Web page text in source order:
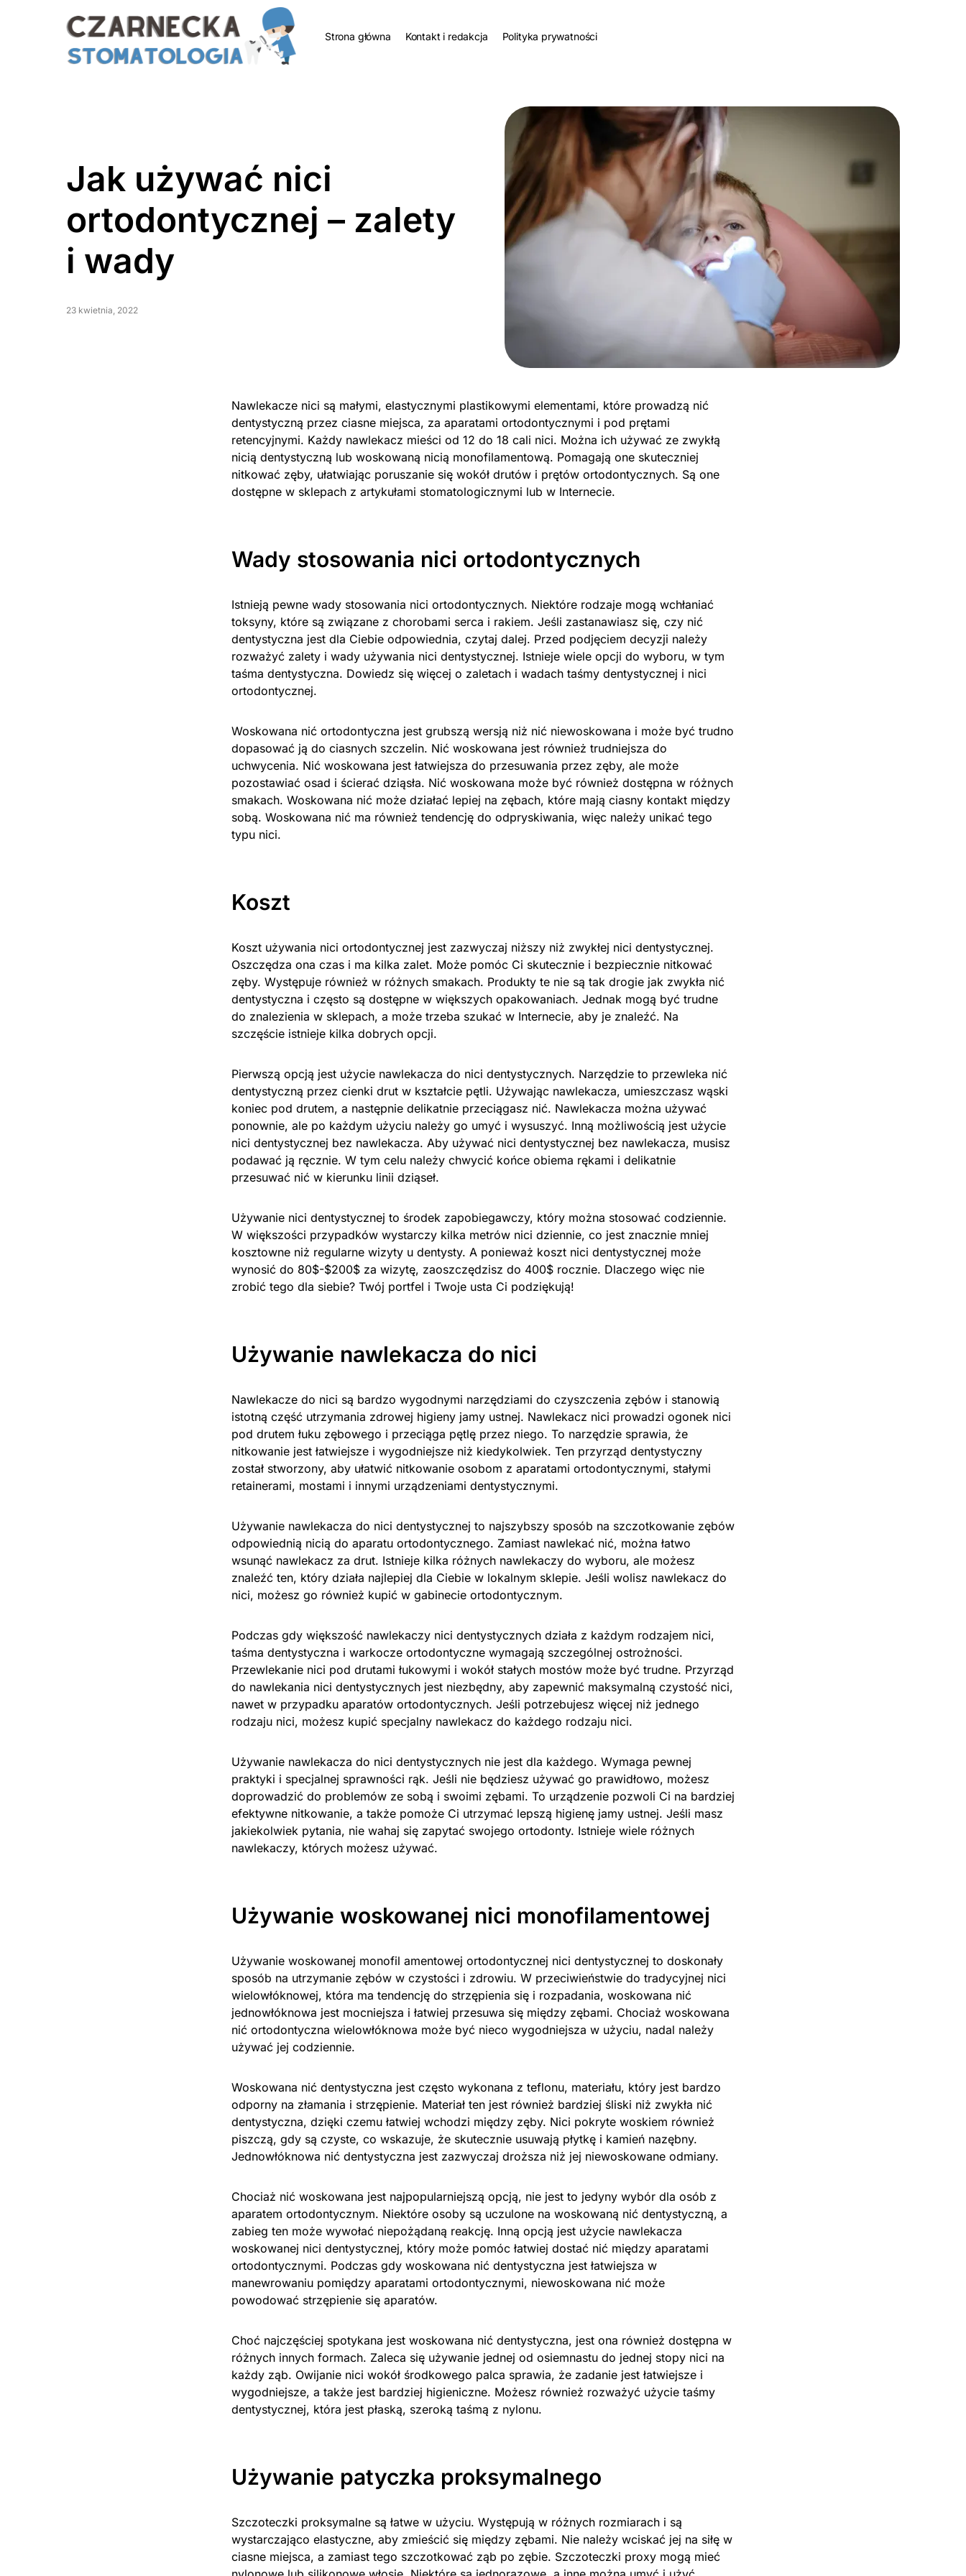
Strona główna Kontakt i redakcja Polityka prywatności
Jak używać nici
ortodontycznej – zalety
i wady
23 kwietnia, 2022
Nawlekacze nici są małymi, elastycznymi plastikowymi elementami, które prowadzą nić
dentystyczną przez ciasne miejsca, za aparatami ortodontycznymi i pod prętami
retencyjnymi. Każdy nawlekacz mieści od 12 do 18 cali nici. Można ich używać ze zwykłą
nicią dentystyczną lub woskowaną nicią monofilamentową. Pomagają one skuteczniej
nitkować zęby, ułatwiając poruszanie się wokół drutów i prętów ortodontycznych. Są one
dostępne w sklepach z artykułami stomatologicznymi lub w Internecie.
Wady stosowania nici ortodontycznych
Istnieją pewne wady stosowania nici ortodontycznych. Niektóre rodzaje mogą wchłaniać
toksyny, które są związane z chorobami serca i rakiem. Jeśli zastanawiasz się, czy nić
dentystyczna jest dla Ciebie odpowiednia, czytaj dalej. Przed podjęciem decyzji należy
rozważyć zalety i wady używania nici dentystycznej. Istnieje wiele opcji do wyboru, w tym
taśma dentystyczna. Dowiedz się więcej o zaletach i wadach taśmy dentystycznej i nici
ortodontycznej.
Woskowana nić ortodontyczna jest grubszą wersją niż nić niewoskowana i może być trudno
dopasować ją do ciasnych szczelin. Nić woskowana jest również trudniejsza do
uchwycenia. Nić woskowana jest łatwiejsza do przesuwania przez zęby, ale może
pozostawiać osad i ścierać dziąsła. Nić woskowana może być również dostępna w różnych
smakach. Woskowana nić może działać lepiej na zębach, które mają ciasny kontakt między
sobą. Woskowana nić ma również tendencję do odpryskiwania, więc należy unikać tego
typu nici.
Koszt
Koszt używania nici ortodontycznej jest zazwyczaj niższy niż zwykłej nici dentystycznej.
Oszczędza ona czas i ma kilka zalet. Może pomóc Ci skutecznie i bezpiecznie nitkować
zęby. Występuje również w różnych smakach. Produkty te nie są tak drogie jak zwykła nić
dentystyczna i często są dostępne w większych opakowaniach. Jednak mogą być trudne
do znalezienia w sklepach, a może trzeba szukać w Internecie, aby je znaleźć. Na
szczęście istnieje kilka dobrych opcji.
Pierwszą opcją jest użycie nawlekacza do nici dentystycznych. Narzędzie to przewleka nić
dentystyczną przez cienki drut w kształcie pętli. Używając nawlekacza, umieszczasz wąski
koniec pod drutem, a następnie delikatnie przeciągasz nić. Nawlekacza można używać
ponownie, ale po każdym użyciu należy go umyć i wysuszyć. Inną możliwością jest użycie
nici dentystycznej bez nawlekacza. Aby używać nici dentystycznej bez nawlekacza, musisz
podawać ją ręcznie. W tym celu należy chwycić końce obiema rękami i delikatnie
przesuwać nić w kierunku linii dziąseł.
Używanie nici dentystycznej to środek zapobiegawczy, który można stosować codziennie.
W większości przypadków wystarczy kilka metrów nici dziennie, co jest znacznie mniej
kosztowne niż regularne wizyty u dentysty. A ponieważ koszt nici dentystycznej może
wynosić do 80$-$200$ za wizytę, zaoszczędzisz do 400$ rocznie. Dlaczego więc nie
zrobić tego dla siebie? Twój portfel i Twoje usta Ci podziękują!
Używanie nawlekacza do nici
Nawlekacze do nici są bardzo wygodnymi narzędziami do czyszczenia zębów i stanowią
istotną część utrzymania zdrowej higieny jamy ustnej. Nawlekacz nici prowadzi ogonek nici
pod drutem łuku zębowego i przeciąga pętlę przez niego. To narzędzie sprawia, że
nitkowanie jest łatwiejsze i wygodniejsze niż kiedykolwiek. Ten przyrząd dentystyczny
został stworzony, aby ułatwić nitkowanie osobom z aparatami ortodontycznymi, stałymi
retainerami, mostami i innymi urządzeniami dentystycznymi.
Używanie nawlekacza do nici dentystycznej to najszybszy sposób na szczotkowanie zębów
odpowiednią nicią do aparatu ortodontycznego. Zamiast nawlekać nić, można łatwo
wsunąć nawlekacz za drut. Istnieje kilka różnych nawlekaczy do wyboru, ale możesz
znaleźć ten, który działa najlepiej dla Ciebie w lokalnym sklepie. Jeśli wolisz nawlekacz do
nici, możesz go również kupić w gabinecie ortodontycznym.
Podczas gdy większość nawlekaczy nici dentystycznych działa z każdym rodzajem nici,
taśma dentystyczna i warkocze ortodontyczne wymagają szczególnej ostrożności.
Przewlekanie nici pod drutami łukowymi i wokół stałych mostów może być trudne. Przyrząd
do nawlekania nici dentystycznych jest niezbędny, aby zapewnić maksymalną czystość nici,
nawet w przypadku aparatów ortodontycznych. Jeśli potrzebujesz więcej niż jednego
rodzaju nici, możesz kupić specjalny nawlekacz do każdego rodzaju nici.
Używanie nawlekacza do nici dentystycznych nie jest dla każdego. Wymaga pewnej
praktyki i specjalnej sprawności rąk. Jeśli nie będziesz używać go prawidłowo, możesz
doprowadzić do problemów ze sobą i swoimi zębami. To urządzenie pozwoli Ci na bardziej
efektywne nitkowanie, a także pomoże Ci utrzymać lepszą higienę jamy ustnej. Jeśli masz
jakiekolwiek pytania, nie wahaj się zapytać swojego ortodonty. Istnieje wiele różnych
nawlekaczy, których możesz używać.
Używanie woskowanej nici monofilamentowej
Używanie woskowanej monofil amentowej ortodontycznej nici dentystycznej to doskonały
sposób na utrzymanie zębów w czystości i zdrowiu. W przeciwieństwie do tradycyjnej nici
wielowłóknowej, która ma tendencję do strzępienia się i rozpadania, woskowana nić
jednowłóknowa jest mocniejsza i łatwiej przesuwa się między zębami. Chociaż woskowana
nić ortodontyczna wielowłóknowa może być nieco wygodniejsza w użyciu, nadal należy
używać jej codziennie.
Woskowana nić dentystyczna jest często wykonana z teflonu, materiału, który jest bardzo
odporny na złamania i strzępienie. Materiał ten jest również bardziej śliski niż zwykła nić
dentystyczna, dzięki czemu łatwiej wchodzi między zęby. Nici pokryte woskiem również
piszczą, gdy są czyste, co wskazuje, że skutecznie usuwają płytkę i kamień nazębny.
Jednowłóknowa nić dentystyczna jest zazwyczaj droższa niż jej niewoskowane odmiany.
Chociaż nić woskowana jest najpopularniejszą opcją, nie jest to jedyny wybór dla osób z
aparatem ortodontycznym. Niektóre osoby są uczulone na woskowaną nić dentystyczną, a
zabieg ten może wywołać niepożądaną reakcję. Inną opcją jest użycie nawlekacza
woskowanej nici dentystycznej, który może pomóc łatwiej dostać nić między aparatami
ortodontycznymi. Podczas gdy woskowana nić dentystyczna jest łatwiejsza w
manewrowaniu pomiędzy aparatami ortodontycznymi, niewoskowana nić może
powodować strzępienie się aparatów.
Choć najczęściej spotykana jest woskowana nić dentystyczna, jest ona również dostępna w
różnych innych formach. Zaleca się używanie jednej od osiemnastu do jednej stopy nici na
każdy ząb. Owijanie nici wokół środkowego palca sprawia, że zadanie jest łatwiejsze i
wygodniejsze, a także jest bardziej higieniczne. Możesz również rozważyć użycie taśmy
dentystycznej, która jest płaską, szeroką taśmą z nylonu.
Używanie patyczka proksymalnego
Szczoteczki proksymalne są łatwe w użyciu. Występują w różnych rozmiarach i są
wystarczająco elastyczne, aby zmieścić się między zębami. Nie należy wciskać jej na siłę w
ciasne miejsca, a zamiast tego szczotkować ząb po zębie. Szczoteczki proxy mogą mieć